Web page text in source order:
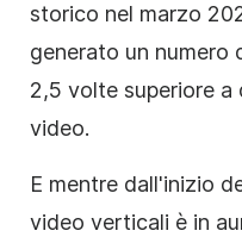
storico nel marzo
generato un numero
2,5 volte superiore a
video.
E mentre dall'inizio
video verticali è in